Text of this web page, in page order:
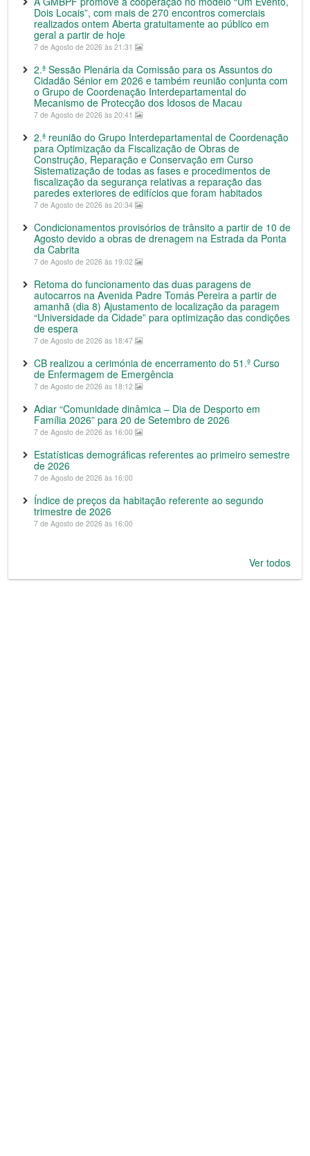
Dois Locais”, com mais de 270 encontros comerciais
realizados ontem Aberta gratuitamente ao público em
geral a partir de hoje
7 de Agosto de 2026 às 21:31
2.ª Sessão Plenária da Comissão para os Assuntos do
Cidadão Sénior em 2026 e também reunião conjunta com
o Grupo de Coordenação Interdepartamental do
Mecanismo de Protecção dos Idosos de Macau
7 de Agosto de 2026 às 20:41
2.ª reunião do Grupo Interdepartamental de Coordenação
para Optimização da Fiscalização de Obras de
Construção, Reparação e Conservação em Curso
Sistematização de todas as fases e procedimentos de
fiscalização da segurança relativas a reparação das
paredes exteriores de edifícios que foram habitados
7 de Agosto de 2026 às 20:34
Condicionamentos provisórios de trânsito a partir de 10 de
Agosto devido a obras de drenagem na Estrada da Ponta
da Cabrita
7 de Agosto de 2026 às 19:02
Retoma do funcionamento das duas paragens de
autocarros na Avenida Padre Tomás Pereira a partir de
amanhã (dia 8) Ajustamento de localização da paragem
“Universidade da Cidade” para optimização das condições
de espera
7 de Agosto de 2026 às 18:47
CB realizou a cerimónia de encerramento do 51.º Curso
de Enfermagem de Emergência
7 de Agosto de 2026 às 18:12
Adiar “Comunidade dinâmica – Dia de Desporto em
Família 2026” para 20 de Setembro de 2026
7 de Agosto de 2026 às 16:00
Estatísticas demográficas referentes ao primeiro semestre
de 2026
7 de Agosto de 2026 às 16:00
Índice de preços da habitação referente ao segundo
trimestre de 2026
7 de Agosto de 2026 às 16:00
Ver todos